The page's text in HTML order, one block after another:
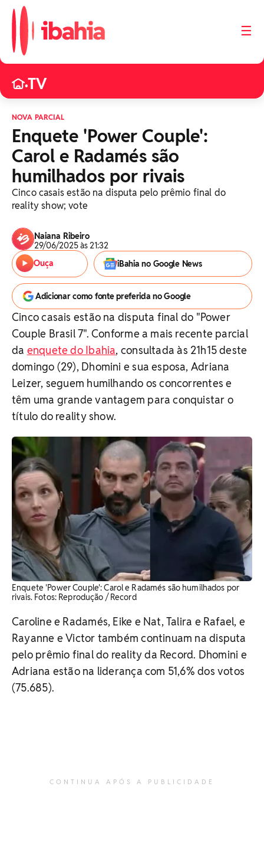
☰
•TV
NOVA PARCIAL
Enquete 'Power Couple':
Carol e Radamés são
humilhados por rivais
Cinco casais estão na disputa pelo prêmio final do
reality show; vote
Naiana Ribeiro
29/06/2025 às 21:32
Ouça
iBahia no Google News
Adicionar como fonte preferida no Google
Cinco casais estão na disputa final do "Power
Couple Brasil 7". Conforme a mais recente parcial
da enquete do Ibahia, consultada às 21h15 deste
domingo (29), Dhomini e sua esposa, Adriana
Leizer, seguem humilhando os concorrentes e
têm uma grande vantagem para conquistar o
título do reality show.
Enquete 'Power Couple': Carol e Radamés são humilhados por
rivais. ​Fotos: Reprodução / Record
Caroline e Radamés, Eike e Nat, Talira e Rafael, e
Rayanne e Victor também continuam na disputa
pelo prêmio final do reality da Record. Dhomini e
Adriana estão na liderança com 51,6% dos votos
(75.685).
CONTINUA APÓS A PUBLICIDADE